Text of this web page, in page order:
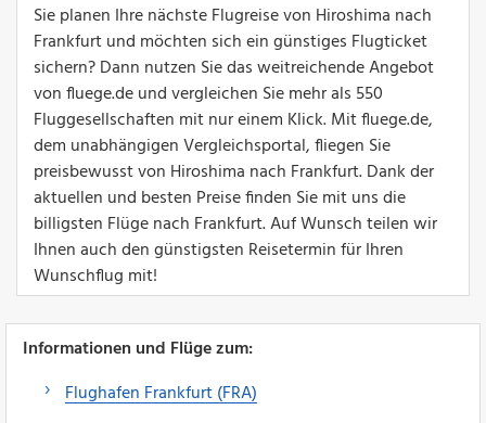
Sie planen Ihre nächste Flugreise von Hiroshima nach
Frankfurt und möchten sich ein günstiges Flugticket
sichern? Dann nutzen Sie das weitreichende Angebot
von fluege.de und vergleichen Sie mehr als 550
Fluggesellschaften mit nur einem Klick. Mit fluege.de,
dem unabhängigen Vergleichsportal, fliegen Sie
preisbewusst von Hiroshima nach Frankfurt. Dank der
aktuellen und besten Preise finden Sie mit uns die
billigsten Flüge nach Frankfurt. Auf Wunsch teilen wir
Ihnen auch den günstigsten Reisetermin für Ihren
Wunschflug mit!
Informationen und Flüge zum:
Flughafen Frankfurt (FRA)